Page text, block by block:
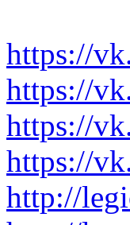
https://
https://
https://
https://
http://